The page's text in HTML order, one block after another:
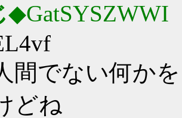
◆GatSYSZWWI
間でない何か
どね